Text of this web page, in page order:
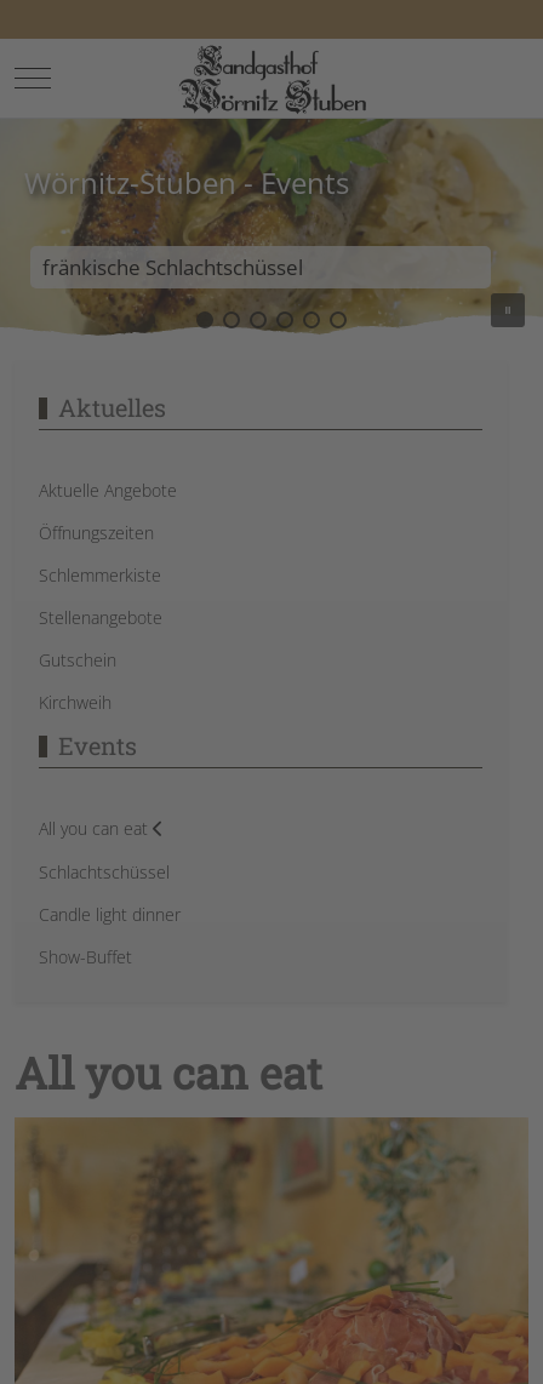
Mobile Menu Toggle
Wörnitz-Stuben - Events
fränkische Schlachtschüssel
Aktuelles
Aktuelle Angebote
Öffnungszeiten
Schlemmerkiste
Stellenangebote
Gutschein
Kirchweih
Events
All you can eat
Schlachtschüssel
Candle light dinner
Show-Buffet
All you can eat